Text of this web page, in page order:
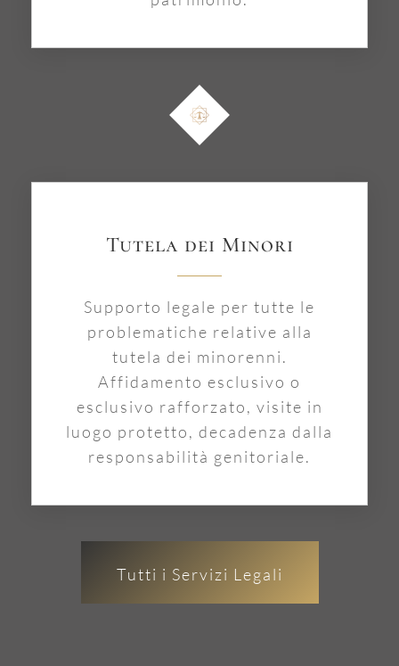
Tutela dei Minori
Supporto legale per tutte le
problematiche relative alla
tutela dei minorenni.
Affidamento esclusivo o
esclusivo rafforzato, visite in
luogo protetto, decadenza dalla
responsabilità genitoriale.
Tutti i Servizi Legali